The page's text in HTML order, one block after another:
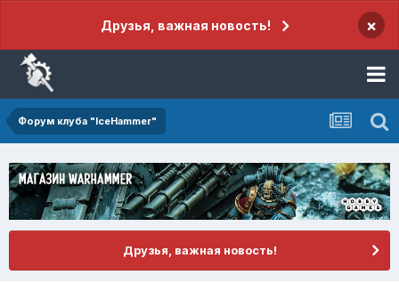
Друзья, важная новость! ×
Форум клуба "IceHammer"
Друзья, важная новость!